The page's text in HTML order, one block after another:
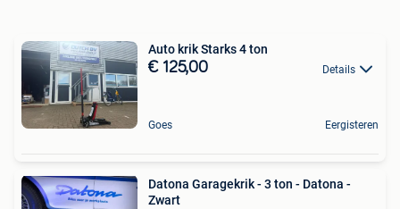
Auto krik Starks 4 ton
€ 125,00 Details
Goes Eergisteren
Datona Garagekrik - 3 ton - Datona -
Zwart